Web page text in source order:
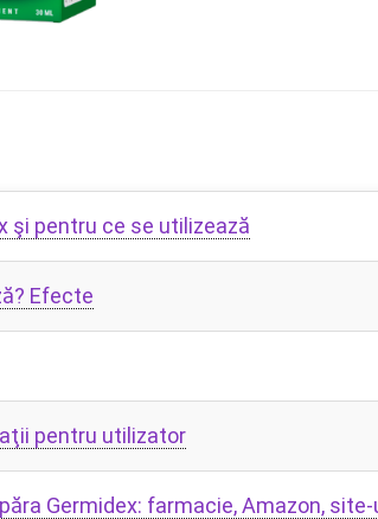
şi pentru ce se utilizează
Efecte
pentru utilizator
Germidex: farmacie, Amazon,